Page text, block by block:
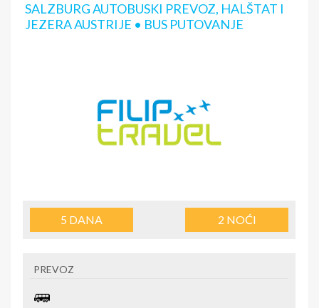
SALZBURG AUTOBUSKI PREVOZ, HALŠTAT I
JEZERA AUSTRIJE • BUS PUTOVANJE
5 DANA 2 NOĆI
PREVOZ